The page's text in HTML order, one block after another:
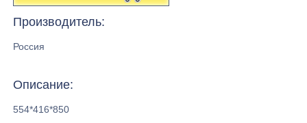
Производитель:
Россия
Описание:
554*416*850